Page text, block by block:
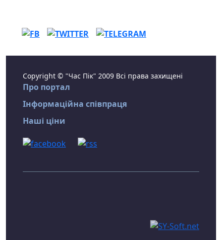
Copyright © "Час Пік" 2009 Всі права захищені
Про портал
Інформаційна співпраця
Наші ціни